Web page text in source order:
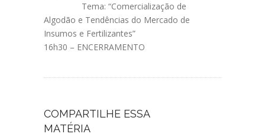
Tema: “Comercialização de
Algodão e Tendências do Mercado de
Insumos e Fertilizantes”
16h30 – ENCERRAMENTO
COMPARTILHE ESSA
MATÉRIA